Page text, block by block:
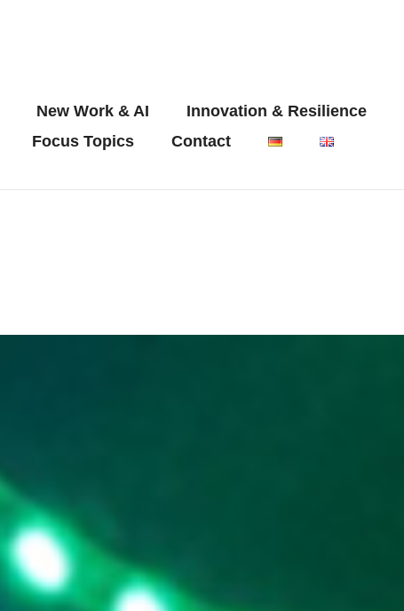
New Work & AI Innovation & Resilience
Focus Topics Contact